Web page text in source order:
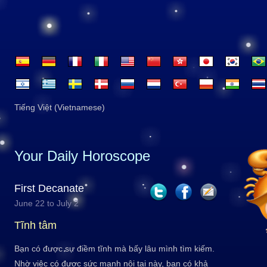
Tiếng Việt (Vietnamese)
Your Daily Horoscope
First Decanate
June 22 to July 2
Tĩnh tâm
Bạn có được sự điềm tĩnh mà bấy lâu mình tìm kiếm.
Nhờ việc có được sức mạnh nội tại này, bạn có khả